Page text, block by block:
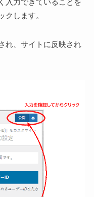
入力できていることを
クします。
れ、サイトに反映され